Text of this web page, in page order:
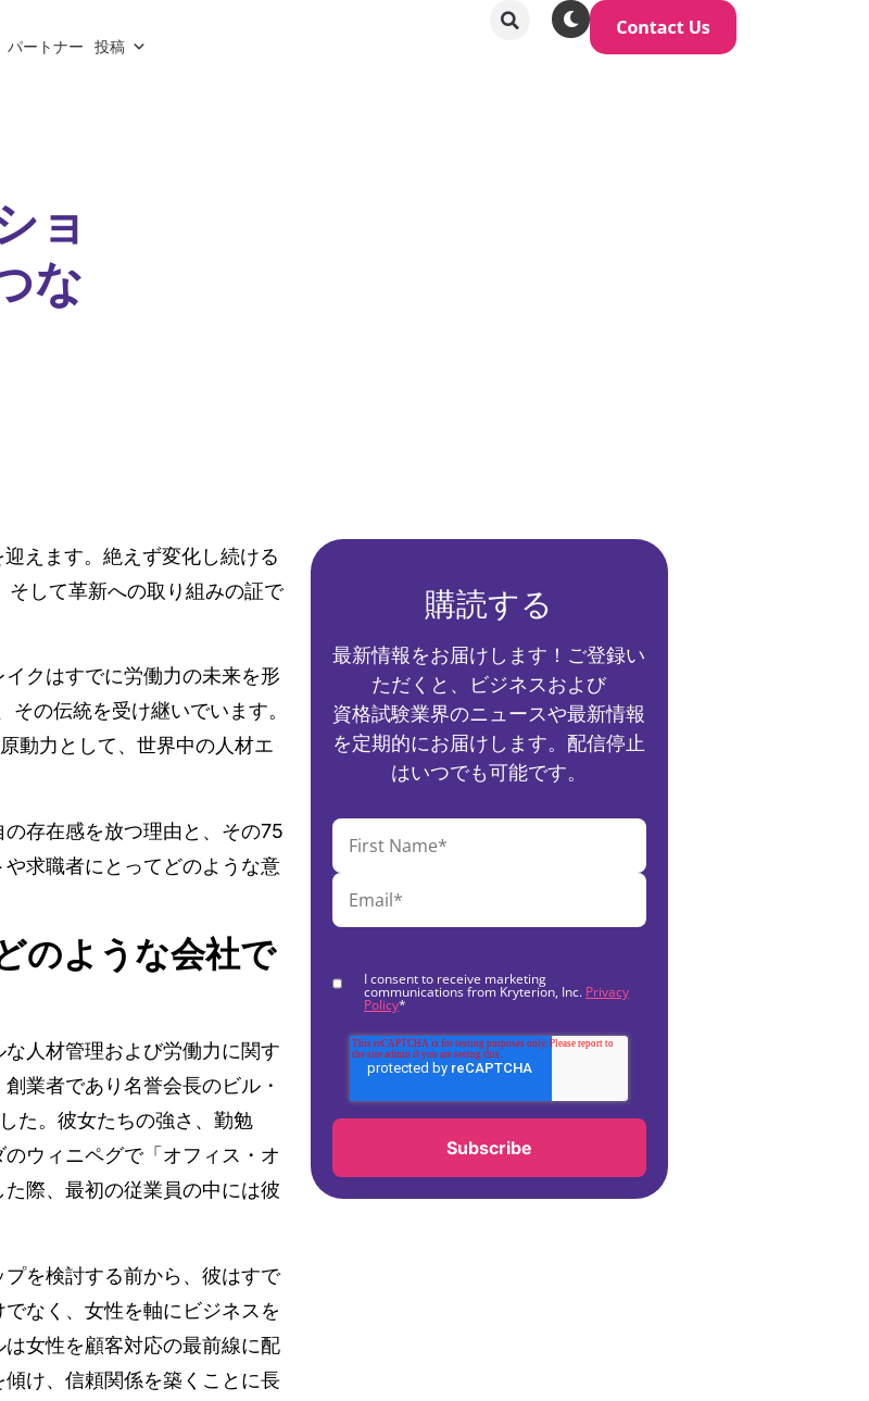
パートナー 投稿
ョ
な
えます。絶えず変化し続ける
して革新への取り組みの証で
クはすでに労働力の未来を形
の伝統を受け継いでいます。
動力として、世界中の人材エ
存在感を放つ理由と、その75
求職者にとってどのような意
のような会社で
人材管理および労働力に関す
業者であり名誉会長のビル・
た。彼女たちの強さ、勤勉
ウィニペグで「オフィス・オ
際、最初の従業員の中には彼
を検討する前から、彼はすで
なく、女性を軸にビジネスを
女性を顧客対応の最前線に配
け、信頼関係を築くことに長
購読する
最新情報をお届けします！ご登録い
ただくと、ビジネスおよび
資格試験業界のニュースや最新情報
を定期的にお届けします。配信停止
はいつでも可能です。
I consent to receive marketing
communications from Kryterion, Inc. Privacy
Policy*